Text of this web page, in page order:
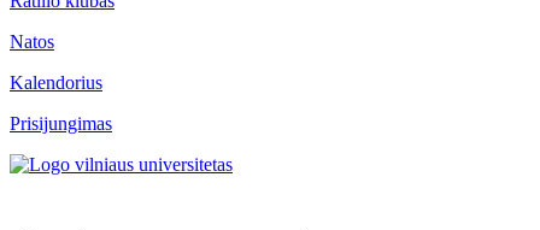
Natos
Kalendorius
Prisijungimas